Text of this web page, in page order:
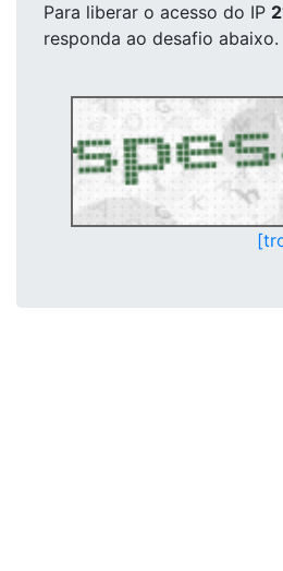
Para liberar o acesso do IP
responda ao desafio abaixo.